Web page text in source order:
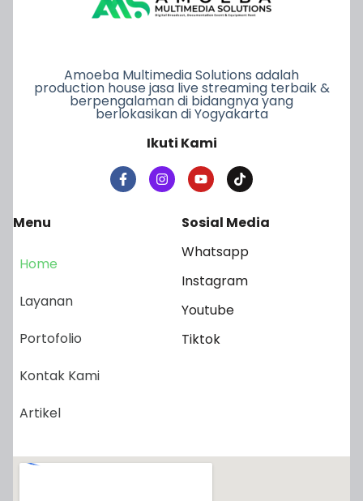
Amoeba Multimedia Solutions adalah
production house jasa live streaming terbaik &
berpengalaman di bidangnya yang
berlokasikan di Yogyakarta
Ikuti Kami
Menu
Home
Layanan
Portofolio
Kontak Kami
Artikel
Sosial Media
Whatsapp
Instagram
Youtube
Tiktok